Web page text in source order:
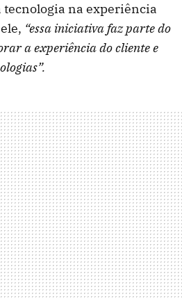
na experiência
“essa iniciativa faz parte do
a experiência do cliente e